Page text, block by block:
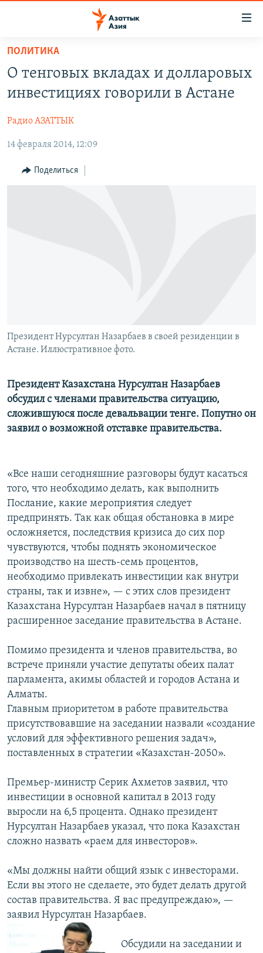
Вернуться
основному
содержанию
навигации
Вернутся
УЗБЕКИСТАН
ТАДЖИКИСТАН
НА ДРУГИХ ЯЗЫКАХ
ҚАЗАҚША
КЫРГЫЗЧА
ПОЛИТИКА
О тенговых вкладах и долларовых
инвестициях говорили в Астане
Радио АЗАТТЫК
14 февраля 2014, 12:09
Поделиться
Президент Нурсултан Назарбаев в своей резиденции в
Астане. Иллюстративное фото.
Президент Казахстана Нурсултан Назарбаев
обсудил с членами правительства ситуацию,
сложившуюся после девальвации тенге. Попутно он
заявил о возможной отставке правительства.
«Все наши сегодняшние разговоры будут касаться
того, что необходимо делать, как выполнить
Послание, какие мероприятия следует
предпринять. Так как общая обстановка в мире
осложняется, последствия кризиса до сих пор
чувствуются, чтобы поднять экономическое
производство на шесть-семь процентов,
необходимо привлекать инвестиции как внутри
страны, так и извне», — с этих слов президент
Казахстана Нурсултан Назарбаев начал в пятницу
расширенное заседание правительства в Астане.
Помимо президента и членов правительства, во
встрече приняли участие депутаты обеих палат
парламента, акимы областей и городов Астана и
Алматы.
Главным приоритетом в работе правительства
присутствовавшие на заседании назвали «создание
условий для эффективного решения задач»,
поставленных в стратегии «Казахстан-2050».
Премьер-министр Серик Ахметов заявил, что
инвестиции в основной капитал в 2013 году
выросли на 6,5 процента. Однако президент
Нурсултан Назарбаев указал, что пока Казахстан
сложно назвать «раем для инвесторов».
«Мы должны найти общий язык с инвесторами.
Если вы этого не сделаете, это будет делать другой
состав правительства. Я вас предупреждаю», —
заявил Нурсултан Назарбаев.
Обсудили на заседании и